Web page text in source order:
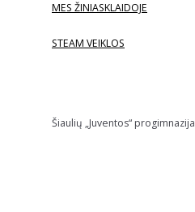
MES ŽINIASKLAIDOJE
STEAM VEIKLOS
Šiaulių „Juventos“ progimnazija